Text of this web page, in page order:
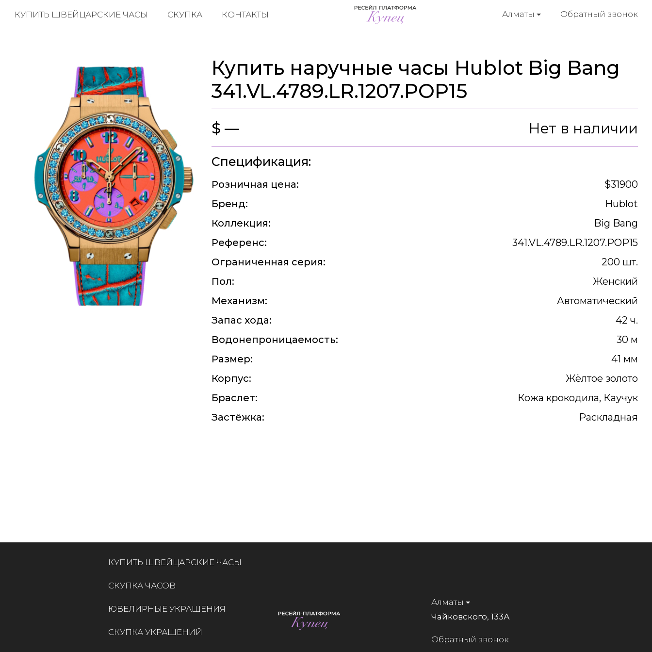
Алматы Обратный звонок
КУПИТЬ ШВЕЙЦАРСКИЕ ЧАСЫ СКУПКА КОНТАКТЫ
Купить наручные часы Hublot Big Bang
341.VL.4789.LR.1207.POP15
$ — Нет в наличии
Спецификация:
Розничная цена:
$31900
Бренд:
Hublot
Коллекция:
Big Bang
Референс:
341.VL.4789.LR.1207.POP15
Ограниченная серия:
200 шт.
Пол:
Женский
Механизм:
Автоматический
Запас хода:
42 ч.
Водонепроницаемость:
30 м
Размер:
41 мм
Корпус:
Жёлтое золото
Браслет:
Кожа крокодила, Каучук
Застёжка:
Раскладная
КУПИТЬ ШВЕЙЦАРСКИЕ ЧАСЫ
СКУПКА ЧАСОВ
ЮВЕЛИРНЫЕ УКРАШЕНИЯ
СКУПКА УКРАШЕНИЙ
Алматы
Чайковского, 133А
Обратный звонок